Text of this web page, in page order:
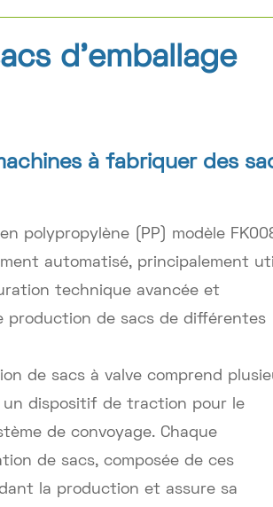
d'emballage
à fabriquer des
polypropylène (PP) modèle
automatisé, principalement
technique avancée et
production de sacs de différentes
de sacs à valve comprend
dispositif de traction pour le
de convoyage. Chaque
de sacs, composée de ces
la production et assure sa